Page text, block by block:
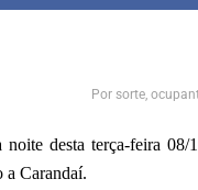
Por sorte,
noite desta terça-feira
a Carandaí.